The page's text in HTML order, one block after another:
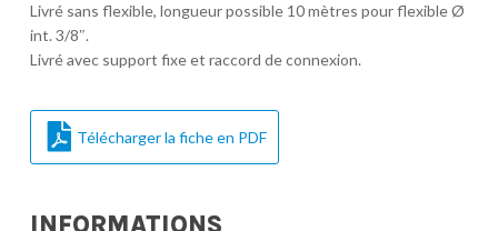
Livré sans flexible, longueur possible 10 mètres pour flexible Ø
int. 3/8″.
Livré avec support fixe et raccord de connexion.
Télécharger la fiche en PDF
INFORMATIONS